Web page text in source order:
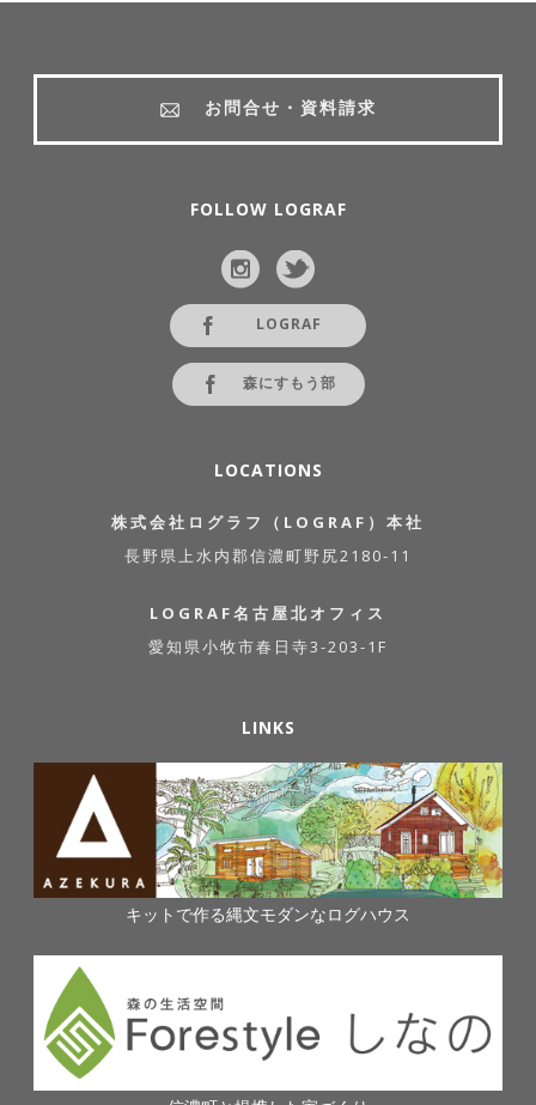
お問合せ・資料請求
FOLLOW LOGRAF
LOGRAF
森にすもう部
LOCATIONS
株式会社ログラフ（LOGRAF）本社
長野県上水内郡信濃町野尻2180-11
LOGRAF名古屋北オフィス
愛知県小牧市春日寺3-203-1F
LINKS
キットで作る縄文モダンなログハウス